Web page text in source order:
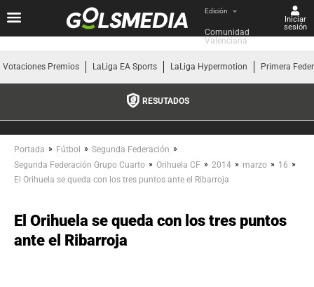
Edición
Comunidad
Valenciana
Iniciar
sesión
Votaciones Premios LaLiga EA Sports LaLiga Hypermotion Primera
RESUTADOS
Portada » Fútbol » Segunda Federación »
Segunda Federación Grupo Cuarto » Orihuela CF » 2014 » marzo » 16 »
El Orihuela se queda con los tres puntos ante el Ribarroja
El Orihuela se queda con los tres puntos
ante el Ribarroja